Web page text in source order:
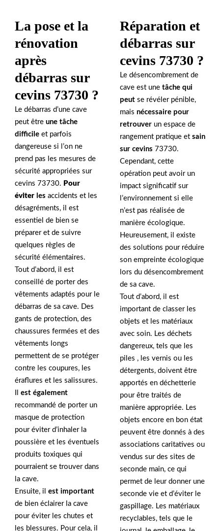
La pose et la
rénovation
après
débarras sur
cevins 73730 ?
Le débarras d’une cave
peut être une tâche
difficile et parfois
dangereuse si l’on ne
prend pas les mesures de
sécurité appropriées sur
cevins 73730. Pour
éviter les accidents et les
désagréments, il est
essentiel de bien se
préparer et de suivre
quelques règles de
sécurité élémentaires.
Tout d’abord, il est
conseillé de porter des
vêtements adaptés pour le
débarras de sa cave. Des
gants de protection, des
chaussures fermées et des
vêtements longs
permettent de se protéger
contre les coupures, les
éraflures et les salissures.
est également
recommandé de porter un
masque de protection
pour éviter d’inhaler la
poussière et les éventuels
produits toxiques qui
pourraient se trouver dans
la cave.
Ensuite, il est important
de bien éclairer la cave
pour éviter les chutes et
les blessures. Pour cela, il
Réparation et
débarras sur
cevins 73730 ?
Le désencombrement de
cave est une tâche qui
peut se révéler pénible,
mais nécessaire pour
retrouver un espace de
rangement pratique et sain
sur cevins 73730.
Cependant, cette
opération peut avoir un
impact significatif sur
l’environnement si elle
n’est pas réalisée de
manière écologique.
Heureusement, il existe
des solutions pour réduire
son empreinte écologique
lors du désencombrement
de sa cave.
Tout d’abord, il est
important de classer les
objets et les matériaux
avec soin. Les déchets
dangereux, tels que les
piles , les vernis ou les
détergents, doivent être
apportés en déchetterie
pour être traités de
manière appropriée. Les
objets encore en bon état
peuvent être donnés à des
associations caritatives ou
vendus sur des sites de
seconde main, ce qui
permet de leur donner une
seconde vie et d’éviter le
gaspillage. Les matériaux
recyclables, tels que le